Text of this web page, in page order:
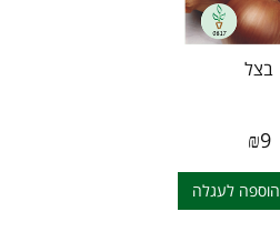
בצל
₪9
הוספה לעגלה